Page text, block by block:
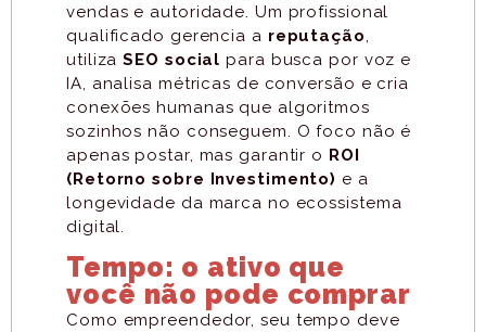
vendas e autoridade. Um profissional
qualificado gerencia a reputação,
utilizaSEO social para busca por voz e
IA, analisa métricas de conversão e cria
conexões humanas que algoritmos
sozinhos não conseguem. O foco não é
apenas postar, mas garantir o ROI
(Retorno sobre Investimento) e a
longevidade da marca no ecossistema
digital.
Tempo: o ativo que
você não pode comprar
Como empreendedor, seu tempo deve